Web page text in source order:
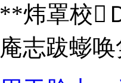
炜罩校
志跋蟛